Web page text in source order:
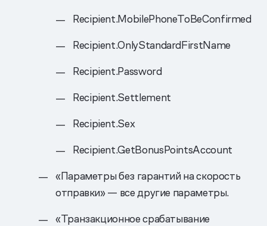
Recipient.MobilePhoneToBeConfirmed
Recipient.OnlyStandardFirstName
Recipient.Password
Recipient.Settlement
Recipient.Sex
Recipient.GetBonusPointsAccount
«Параметры без гарантий на скорость
отправки» — все другие параметры.
«Транзакционное срабатывание